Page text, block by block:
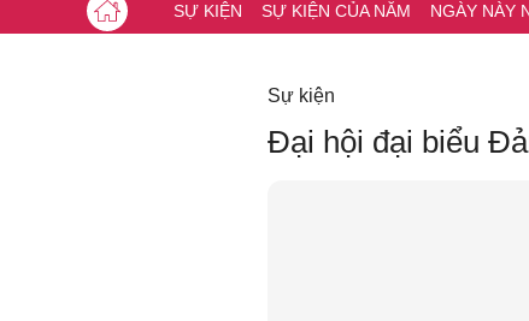
SỰ KIỆN SỰ KIỆN CỦA NĂM NGÀY NÀY
Sự kiện
Đại hội đại biểu